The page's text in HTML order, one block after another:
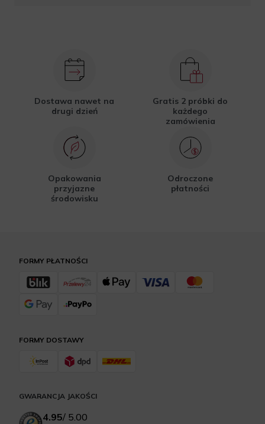
Dostawa nawet na
drugi dzień
Gratis 2 próbki do
każdego
zamówienia
Opakowania
przyjazne
środowisku
Odroczone
płatności
FORMY DOSTAWY
FORMY PŁATNOŚCI
GWARANCJA JAKOŚCI
4.95/ 5.00